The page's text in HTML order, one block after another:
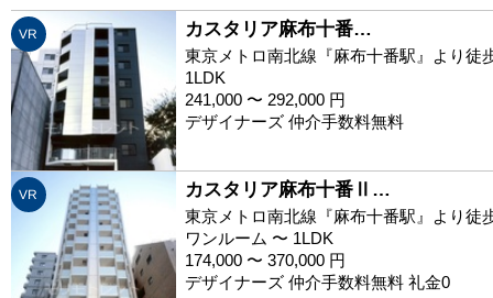
VR カスタリア麻布十番…
東京メトロ南北線『麻布十番駅』より徒
1LDK
241,000 〜 292,000 円
デザイナーズ 仲介手数料無料
VR カスタリア麻布十番Ⅱ…
東京メトロ南北線『麻布十番駅』より徒
ワンルーム 〜 1LDK
174,000 〜 370,000 円
デザイナーズ 仲介手数料無料 礼金0